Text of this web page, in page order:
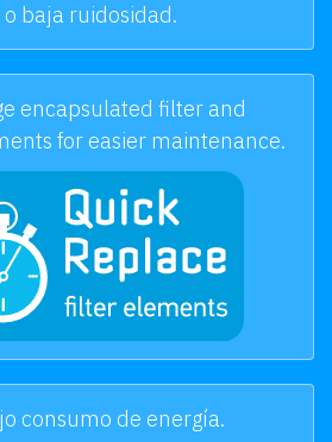
o baja ruidosidad.
encapsulated filter and
for easier maintenance.
consumo de energía.